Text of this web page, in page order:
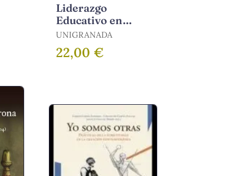
Liderazgo
Educativo en
Tiempos de Crisis
UNIGRANADA
22,00 €